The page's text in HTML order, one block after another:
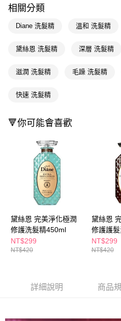
相關說明
【關於「AFTEE先享後付」】
１．簡單：不需註冊會員、不需綁卡、
３．安心：先確認商品／服務後，再付款
１．於結帳方式選擇「AFTEE先享後付
３．收到繳費通知簡訊後14天內，點擊
※ 請注意：結帳手續完成當下不需立
購買商品的店家。未經商家同意取消之
後付繳納相關費用。
※ 交易是否成功請以「AFTEE先享後
是否繳費成功／繳費後需取消欲退款等
客戶支援中心」 https://
【注意事項】
１．透過由恩沛科技股份有限公司提供
易，需依本服務之必要範圍內提供個人
權轉讓予恩沛科技股份有限公司。
２．關於個人資料處理事宜，請瀏覽以下
https://aftee.tw/terms/#terms3
４．使用「AFTEE先享後付」時，將依
５．嚴禁一人註冊多個帳號或使用他人
即享券
全家取貨付款
每筆NT$65，滿NT$390(含以上)免
每筆NT$65，滿NT$490(含以上)免
付款後萊爾富取貨
每筆NT$65，滿NT$490(含以上)免
7-11取貨付款
每筆NT$65，滿NT$490(含以上)免
付款後7-11取貨
每筆NT$65，滿NT$490(含以上)免
每筆NT$100，滿NT$790(含以上)免
相關分類
Diane 洗髮精 溫和 洗髮精
黛絲恩 洗髮精 深層 洗髮精
滋潤 洗髮精 毛躁 洗髮精
快速 洗髮精
🔻你可能會喜歡
黛絲恩 完美淨化極潤
修護洗髮精450ml
NT$299
NT$420
黛絲恩
修護護
NT$299
NT$420
詳細說明 商品